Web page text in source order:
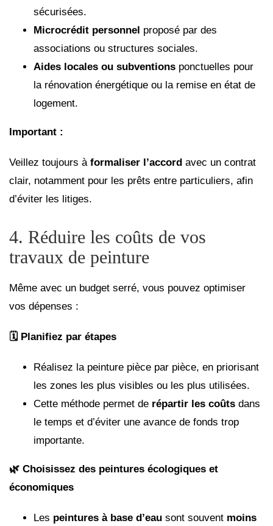
sécurisées.
Microcrédit personnel proposé par des
associations ou structures sociales.
Aides locales ou subventions ponctuelles pour
la rénovation énergétique ou la remise en état de
logement.
Important :
Veillez toujours à formaliser l’accord avec un contrat
clair, notamment pour les prêts entre particuliers, afin
d’éviter les litiges.
4. Réduire les coûts de vos
travaux de peinture
Même avec un budget serré, vous pouvez optimiser
vos dépenses :
🗓 ️ Planifiez par étapes
Réalisez la peinture pièce par pièce, en priorisant
les zones les plus visibles ou les plus utilisées.
Cette méthode permet de répartir les coûts dans
le temps et d’éviter une avance de fonds trop
importante.
🌿 Choisissez des peintures écologiques et
économiques
Les peintures à base d’eau sont souvent moins